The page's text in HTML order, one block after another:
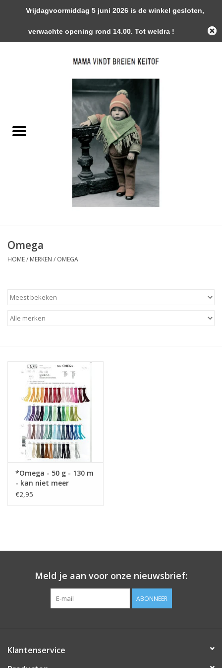
0 Artikelen - €0,00
Handwerk Toebehoren
Magazines / Patronen / Boeken
Omega
HOME/ MERKEN / OMEGA
*Omega - 50 g - 130 m
- kan niet meer
besteld worden !
€2,95
Meld je aan voor onze nieuwsbrief:
ABONNEER
Klantenservice
Vrijdagvoormiddag 5 juni 2026 is de winkel gesloten,
verwachte opening rond 14.00. Tot weldra !